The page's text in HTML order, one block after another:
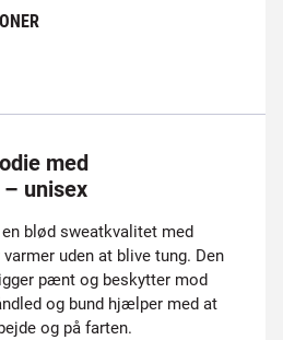
med
unisex
blød sweatkvalitet med
uden at blive tung. Den
pænt og beskytter mod
og bund hjælper med at
og på farten.